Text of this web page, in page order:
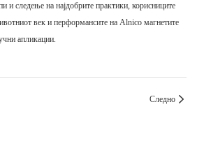
и следење на најдобрите практики, корисниците
век и перформансите на Alnico магнетите
апликации.
Следно